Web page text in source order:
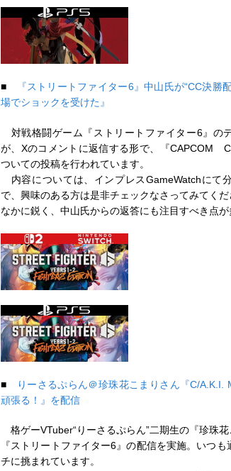
■
『ストリートファイター6』中山氏が“CC決勝
場でショックを受けた』
対戦格闘ゲーム『ストリートファイター6』の
が、Xのコメントに返信する形で、『CAPCOM
ついての投稿を行われています。
内容については、インプレスGameWatchにて
で、興味のある方は是非チェックなさってみてく
なかに鋭く、中山氏からの返答にも注目すべき点が
■
りーさるぷらん＠珍珠花こまりさん『C/A.K.I.
頑張る！』を配信
格ゲーVTuber“りーさるぷらん”二期生の『珍珠
『ストリートファイター6』の配信を実施。いつも
チに挑まれています。